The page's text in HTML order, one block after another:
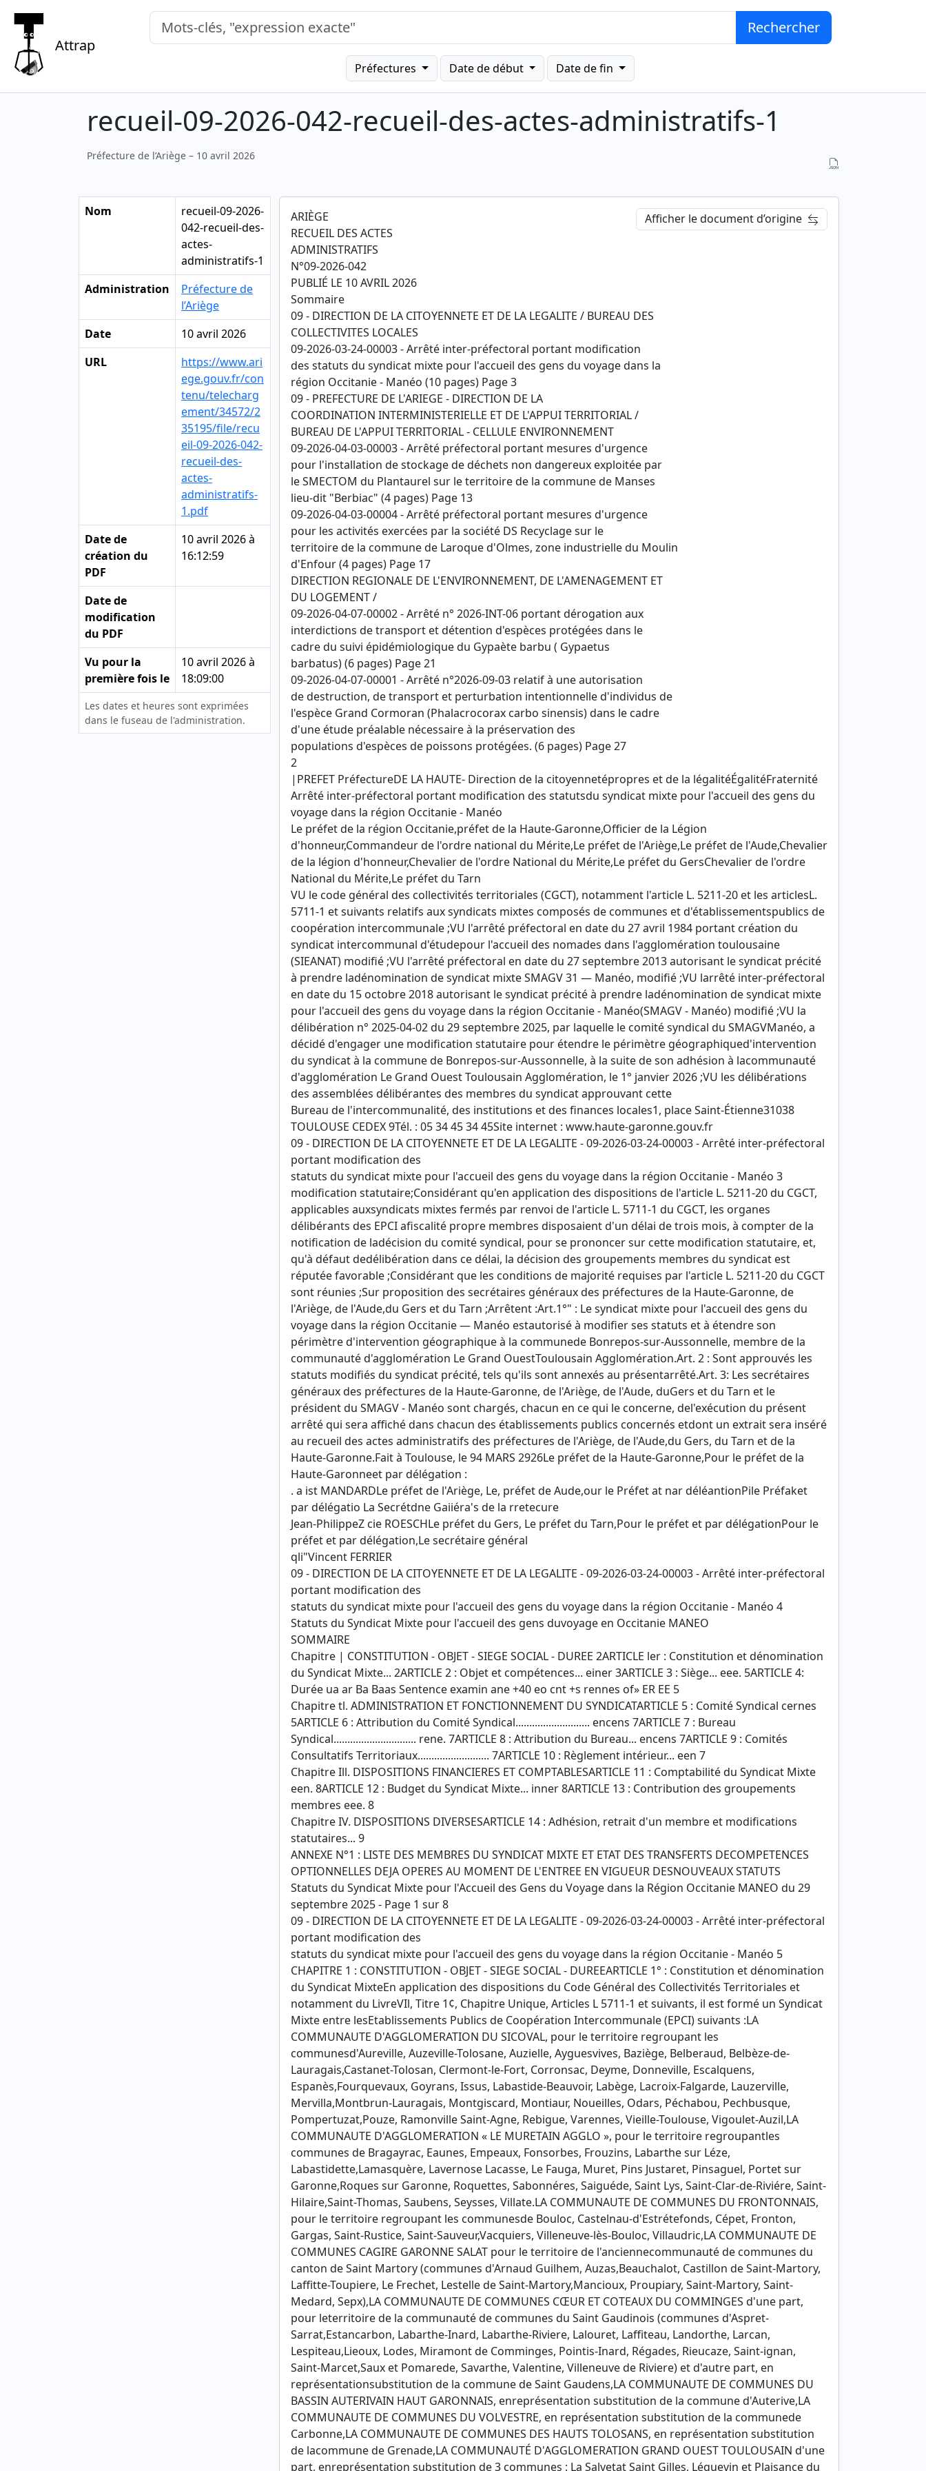
Attrap
Mots-clés, "expression exacte" Rechercher
Préfectures Date de début Date de fin
recueil-09-2026-042-recueil-des-actes-administratifs-1
Préfecture de l’Ariège – 10 avril 2026
Nom
recueil-09-2026-
042-recueil-des-
actes-
administratifs-1
Administration
Préfecture de
l’Ariège
Date
10 avril 2026
URL
https://www.ari
ege.gouv.fr/con
tenu/telecharg
ement/34572/2
35195/file/recu
eil-09-2026-042-
recueil-des-
actes-
administratifs-
1.pdf
Date de
création du
PDF
10 avril 2026 à
16:12:59
Date de
modification
du PDF
Vu pour la
première fois le
10 avril 2026 à
18:09:00
Les dates et heures sont exprimées
dans le fuseau de l'administration.
Afficher le document d’origine
ARIÈGE
RECUEIL DES ACTES
ADMINISTRATIFS
N°09-2026-042
PUBLIÉ LE 10 AVRIL 2026
Sommaire
09 - DIRECTION DE LA CITOYENNETE ET DE LA LEGALITE / BUREAU DES
COLLECTIVITES LOCALES
09-2026-03-24-00003 - Arrêté inter-préfectoral portant modification
des statuts du syndicat mixte pour l'accueil des gens du voyage dans la
région Occitanie - Manéo (10 pages) Page 3
09 - PREFECTURE DE L'ARIEGE - DIRECTION DE LA
COORDINATION INTERMINISTERIELLE ET DE L'APPUI TERRITORIAL /
BUREAU DE L'APPUI TERRITORIAL - CELLULE ENVIRONNEMENT
09-2026-04-03-00003 - Arrêté préfectoral portant mesures d'urgence
pour l'installation de stockage de déchets non dangereux exploitée par
le SMECTOM du Plantaurel sur le territoire de la commune de Manses
lieu-dit "Berbiac" (4 pages) Page 13
09-2026-04-03-00004 - Arrêté préfectoral portant mesures d'urgence
pour les activités exercées par la société DS Recyclage sur le
territoire de la commune de Laroque d'Olmes, zone industrielle du Moulin
d'Enfour (4 pages) Page 17
DIRECTION REGIONALE DE L'ENVIRONNEMENT, DE L'AMENAGEMENT ET
DU LOGEMENT /
09-2026-04-07-00002 - Arrêté n° 2026-INT-06 portant dérogation aux
interdictions de transport et détention d'espèces protégées dans le
cadre du suivi épidémiologique du Gypaète barbu ( Gypaetus
barbatus) (6 pages) Page 21
09-2026-04-07-00001 - Arrêté n°2026-09-03 relatif à une autorisation
de destruction, de transport et perturbation intentionnelle d'individus de
l'espèce Grand Cormoran (Phalacrocorax carbo sinensis) dans le cadre
d'une étude préalable nécessaire à la préservation des
populations d'espèces de poissons protégées. (6 pages) Page 27
2
|PREFET PréfectureDE LA HAUTE- Direction de la citoyennetépropres et de la légalitéÉgalitéFraternité
Arrêté inter-préfectoral portant modification des statutsdu syndicat mixte pour l'accueil des gens du
voyage dans la région Occitanie - Manéo
Le préfet de la région Occitanie,préfet de la Haute-Garonne,Officier de la Légion
d'honneur,Commandeur de l'ordre national du Mérite,Le préfet de l'Ariège,Le préfet de l'Aude,Chevalier
de la légion d'honneur,Chevalier de l'ordre National du Mérite,Le préfet du GersChevalier de l'ordre
National du Mérite,Le préfet du Tarn
VU le code général des collectivités territoriales (CGCT), notamment l'article L. 5211-20 et les articlesL.
5711-1 et suivants relatifs aux syndicats mixtes composés de communes et d'établissementspublics de
coopération intercommunale ;VU l'arrêté préfectoral en date du 27 avril 1984 portant création du
syndicat intercommunal d'étudepour l'accueil des nomades dans l'agglomération toulousaine
(SIEANAT) modifié ;VU l'arrêté préfectoral en date du 27 septembre 2013 autorisant le syndicat précité
à prendre ladénomination de syndicat mixte SMAGV 31 — Manéo, modifié ;VU larrêté inter-préfectoral
en date du 15 octobre 2018 autorisant le syndicat précité à prendre ladénomination de syndicat mixte
pour l'accueil des gens du voyage dans la région Occitanie - Manéo(SMAGV - Manéo) modifié ;VU la
délibération n° 2025-04-02 du 29 septembre 2025, par laquelle le comité syndical du SMAGVManéo, a
décidé d'engager une modification statutaire pour étendre le périmètre géographiqued'intervention
du syndicat à la commune de Bonrepos-sur-Aussonnelle, à la suite de son adhésion à lacommunauté
d'agglomération Le Grand Ouest Toulousain Agglomération, le 1° janvier 2026 ;VU les délibérations
des assemblées délibérantes des membres du syndicat approuvant cette
Bureau de l'intercommunalité, des institutions et des finances locales1, place Saint-Étienne31038
TOULOUSE CEDEX 9Tél. : 05 34 45 34 45Site internet : www.haute-garonne.gouv.fr
09 - DIRECTION DE LA CITOYENNETE ET DE LA LEGALITE - 09-2026-03-24-00003 - Arrêté inter-préfectoral
portant modification des
statuts du syndicat mixte pour l'accueil des gens du voyage dans la région Occitanie - Manéo 3
modification statutaire;Considérant qu'en application des dispositions de l'article L. 5211-20 du CGCT,
applicables auxsyndicats mixtes fermés par renvoi de l'article L. 5711-1 du CGCT, les organes
délibérants des EPCI afiscalité propre membres disposaient d'un délai de trois mois, à compter de la
notification de ladécision du comité syndical, pour se prononcer sur cette modification statutaire, et,
qu'à défaut dedélibération dans ce délai, la décision des groupements membres du syndicat est
réputée favorable ;Considérant que les conditions de majorité requises par l'article L. 5211-20 du CGCT
sont réunies ;Sur proposition des secrétaires généraux des préfectures de la Haute-Garonne, de
l'Ariège, de l'Aude,du Gers et du Tarn ;Arrêtent :Art.1°" : Le syndicat mixte pour l'accueil des gens du
voyage dans la région Occitanie — Manéo estautorisé à modifier ses statuts et à étendre son
périmètre d'intervention géographique à la communede Bonrepos-sur-Aussonnelle, membre de la
communauté d'agglomération Le Grand OuestToulousain Agglomération.Art. 2 : Sont approuvés les
statuts modifiés du syndicat précité, tels qu'ils sont annexés au présentarrêté.Art. 3: Les secrétaires
généraux des préfectures de la Haute-Garonne, de l'Ariège, de l'Aude, duGers et du Tarn et le
président du SMAGV - Manéo sont chargés, chacun en ce qui le concerne, del'exécution du présent
arrêté qui sera affiché dans chacun des établissements publics concernés etdont un extrait sera inséré
au recueil des actes administratifs des préfectures de l'Ariège, de l'Aude,du Gers, du Tarn et de la
Haute-Garonne.Fait à Toulouse, le 94 MARS 2926Le préfet de la Haute-Garonne,Pour le préfet de la
Haute-Garonneet par délégation :
. a ist MANDARDLe préfet de l'Ariège, Le, préfet de Aude,our le Préfet at nar déléantionPile Préfaket
par délégatio La Secrétdne Gaiiéra's de la rretecure
Jean-PhilippeZ cie ROESCHLe préfet du Gers, Le préfet du Tarn,Pour le préfet et par délégationPour le
préfet et par délégation,Le secrétaire général
qli"Vincent FERRIER
09 - DIRECTION DE LA CITOYENNETE ET DE LA LEGALITE - 09-2026-03-24-00003 - Arrêté inter-préfectoral
portant modification des
statuts du syndicat mixte pour l'accueil des gens du voyage dans la région Occitanie - Manéo 4
Statuts du Syndicat Mixte pour l'accueil des gens duvoyage en Occitanie MANEO
SOMMAIRE
Chapitre | CONSTITUTION - OBJET - SIEGE SOCIAL - DUREE 2ARTICLE ler : Constitution et dénomination
du Syndicat Mixte... 2ARTICLE 2 : Objet et compétences... einer 3ARTICLE 3 : Siège... eee. 5ARTICLE 4:
Durée ua ar Ba Baas Sentence examin ane +40 eo cnt +s rennes of» ER EE 5
Chapitre tl. ADMINISTRATION ET FONCTIONNEMENT DU SYNDICATARTICLE 5 : Comité Syndical cernes
5ARTICLE 6 : Attribution du Comité Syndical........................... encens 7ARTICLE 7 : Bureau
Syndical.............................. rene. 7ARTICLE 8 : Attribution du Bureau... encens 7ARTICLE 9 : Comités
Consultatifs Territoriaux.......................... 7ARTICLE 10 : Règlement intérieur... een 7
Chapitre Ill. DISPOSITIONS FINANCIERES ET COMPTABLESARTICLE 11 : Comptabilité du Syndicat Mixte
een. 8ARTICLE 12 : Budget du Syndicat Mixte... inner 8ARTICLE 13 : Contribution des groupements
membres eee. 8
Chapitre IV. DISPOSITIONS DIVERSESARTICLE 14 : Adhésion, retrait d'un membre et modifications
statutaires... 9
ANNEXE N°1 : LISTE DES MEMBRES DU SYNDICAT MIXTE ET ETAT DES TRANSFERTS DECOMPETENCES
OPTIONNELLES DEJA OPERES AU MOMENT DE L'ENTREE EN VIGUEUR DESNOUVEAUX STATUTS
Statuts du Syndicat Mixte pour l'Accueil des Gens du Voyage dans la Région Occitanie MANEO du 29
septembre 2025 - Page 1 sur 8
09 - DIRECTION DE LA CITOYENNETE ET DE LA LEGALITE - 09-2026-03-24-00003 - Arrêté inter-préfectoral
portant modification des
statuts du syndicat mixte pour l'accueil des gens du voyage dans la région Occitanie - Manéo 5
CHAPITRE 1 : CONSTITUTION - OBJET - SIEGE SOCIAL - DUREEARTICLE 1° : Constitution et dénomination
du Syndicat MixteEn application des dispositions du Code Général des Collectivités Territoriales et
notamment du LivreVIl, Titre 1¢, Chapitre Unique, Articles L 5711-1 et suivants, il est formé un Syndicat
Mixte entre lesEtablissements Publics de Coopération Intercommunale (EPCI) suivants :LA
COMMUNAUTE D'AGGLOMERATION DU SICOVAL, pour le territoire regroupant les
communesd'Aureville, Auzeville-Tolosane, Auzielle, Ayguesvives, Baziège, Belberaud, Belbèze-de-
Lauragais,Castanet-Tolosan, Clermont-le-Fort, Corronsac, Deyme, Donneville, Escalquens,
Espanès,Fourquevaux, Goyrans, Issus, Labastide-Beauvoir, Labège, Lacroix-Falgarde, Lauzerville,
Mervilla,Montbrun-Lauragais, Montgiscard, Montiaur, Noueilles, Odars, Péchabou, Pechbusque,
Pompertuzat,Pouze, Ramonville Saint-Agne, Rebigue, Varennes, Vieille-Toulouse, Vigoulet-Auzil,LA
COMMUNAUTE D'AGGLOMERATION « LE MURETAIN AGGLO », pour le territoire regroupantles
communes de Bragayrac, Eaunes, Empeaux, Fonsorbes, Frouzins, Labarthe sur Léze,
Labastidette,Lamasquère, Lavernose Lacasse, Le Fauga, Muret, Pins Justaret, Pinsaguel, Portet sur
Garonne,Roques sur Garonne, Roquettes, Sabonnéres, Saiguéde, Saint Lys, Saint-Clar-de-Riviére, Saint-
Hilaire,Saint-Thomas, Saubens, Seysses, Villate.LA COMMUNAUTE DE COMMUNES DU FRONTONNAIS,
pour le territoire regroupant les communesde Bouloc, Castelnau-d'Estrétefonds, Cépet, Fronton,
Gargas, Saint-Rustice, Saint-Sauveur,Vacquiers, Villeneuve-lès-Bouloc, Villaudric,LA COMMUNAUTE DE
COMMUNES CAGIRE GARONNE SALAT pour le territoire de l'anciennecommunauté de communes du
canton de Saint Martory (communes d'Arnaud Guilhem, Auzas,Beauchalot, Castillon de Saint-Martory,
Laffitte-Toupiere, Le Frechet, Lestelle de Saint-Martory,Mancioux, Proupiary, Saint-Martory, Saint-
Medard, Sepx),LA COMMUNAUTE DE COMMUNES CŒUR ET COTEAUX DU COMMINGES d'une part,
pour leterritoire de la communauté de communes du Saint Gaudinois (communes d'Aspret-
Sarrat,Estancarbon, Labarthe-Inard, Labarthe-Riviere, Lalouret, Laffiteau, Landorthe, Larcan,
Lespiteau,Lieoux, Lodes, Miramont de Comminges, Pointis-Inard, Régades, Rieucaze, Saint-ignan,
Saint-Marcet,Saux et Pomarede, Savarthe, Valentine, Villeneuve de Riviere) et d'autre part, en
représentationsubstitution de la commune de Saint Gaudens,LA COMMUNAUTE DE COMMUNES DU
BASSIN AUTERIVAIN HAUT GARONNAIS, enreprésentation substitution de la commune d'Auterive,LA
COMMUNAUTE DE COMMUNES DU VOLVESTRE, en représentation substitution de la communede
Carbonne,LA COMMUNAUTE DE COMMUNES DES HAUTS TOLOSANS, en représentation substitution
de lacommune de Grenade,LA COMMUNAUTÉ D'AGGLOMERATION GRAND OUEST TOULOUSAIN d'une
part, enreprésentation substitution de 3 communes : La Salvetat Saint Gilles, Léguevin et Plaisance du